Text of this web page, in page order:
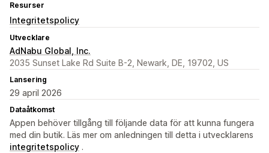
Resurser
Integritetspolicy
Utvecklare
AdNabu Global, Inc.
2035 Sunset Lake Rd Suite B-2, Newark, DE, 19702, US
Lansering
29 april 2026
Dataåtkomst
Appen behöver tillgång till följande data för att kunna fungera
med din butik. Läs mer om anledningen till detta i utvecklarens
integritetspolicy .